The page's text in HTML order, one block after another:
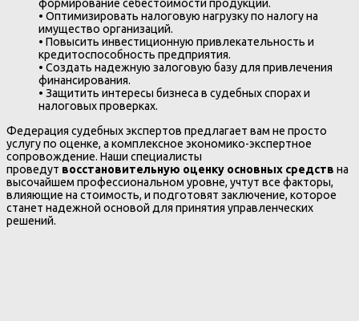
формирование себестоимости продукции.
• Оптимизировать налоговую нагрузку по налогу на
имущество организаций.
• Повысить инвестиционную привлекательность и
кредитоспособность предприятия.
• Создать надежную залоговую базу для привлечения
финансирования.
• Защитить интересы бизнеса в судебных спорах и
налоговых проверках.
Федерация судебных экспертов предлагает вам не просто
услугу по оценке, а комплексное экономико-экспертное
сопровождение. Наши специалисты
проведут восстановительную оценку основных средств на
высочайшем профессиональном уровне, учтут все факторы,
влияющие на стоимость, и подготовят заключение, которое
станет надежной основой для принятия управленческих
решений.